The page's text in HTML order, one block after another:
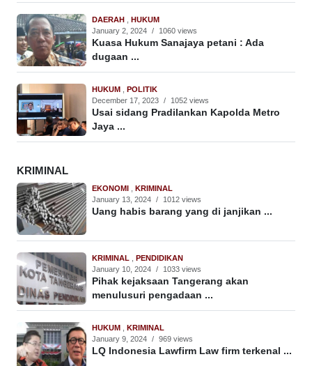
DAERAH
HUKUM
January 2, 2024 / 1060 views
Kuasa Hukum Sanajaya petani : Ada
dugaan ...
HUKUM
POLITIK
December 17, 2023 / 1052 views
Usai sidang Pradilankan Kapolda Metro
Jaya ...
KRIMINAL
EKONOMI
KRIMINAL
January 13, 2024 / 1012 views
Uang habis barang yang di janjikan ...
KRIMINAL
PENDIDIKAN
January 10, 2024 / 1033 views
Pihak kejaksaan Tangerang akan
menulusuri pengadaan ...
HUKUM
KRIMINAL
January 9, 2024 / 969 views
LQ Indonesia Lawfirm Law firm terkenal ...